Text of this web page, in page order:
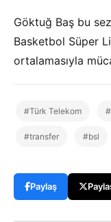
Göktuğ Baş bu
Basketbol Süper
ortalamasıyla
#Türk Telekom
#transfer #bsl
Paylaş